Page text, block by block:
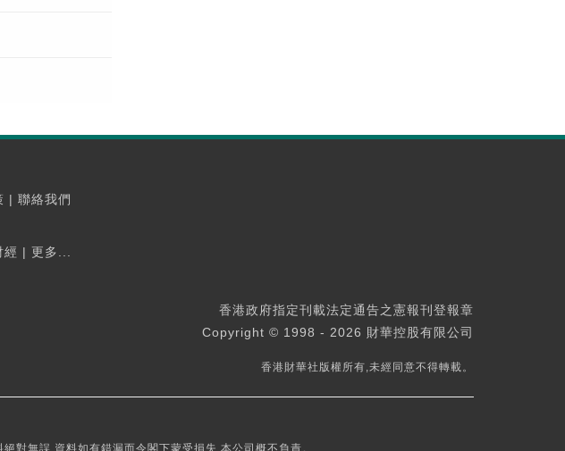
| 聯絡我們
經 | 更多...
香港政府指定刊載法定通告之憲報刊登報章
Copyright © 1998 - 2026 財華控股有限公司
香港財華社版權所有,未經同意不得轉載。